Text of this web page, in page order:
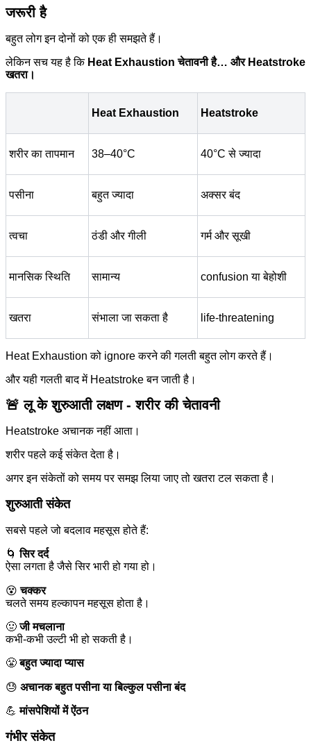
जरूरी है
बहुत लोग इन दोनों को एक ही समझते हैं।
लेकिन सच यह है कि Heat Exhaustion चेतावनी है… और Heatstroke
खतरा।
Heat Exhaustion Heatstroke
शरीर का तापमान 38–40°C 40°C से ज्यादा
पसीना बहुत ज्यादा अक्सर बंद
त्वचा ठंडी और गीली गर्म और सूखी
मानसिक स्थिति सामान्य confusion या बेहोशी
खतरा संभाला जा सकता है life-threatening
Heat Exhaustion को ignore करने की गलती बहुत लोग करते हैं।
और यही गलती बाद में Heatstroke बन जाती है।
🚨 लू के शुरुआती लक्षण - शरीर की चेतावनी
Heatstroke अचानक नहीं आता।
शरीर पहले कई संकेत देता है।
अगर इन संकेतों को समय पर समझ लिया जाए तो खतरा टल सकता है।
शुरुआती संकेत
सबसे पहले जो बदलाव महसूस होते हैं:
🌀सिर दर्द
ऐसा लगता है जैसे सिर भारी हो गया हो।
😵चक्कर
चलते समय हल्कापन महसूस होता है।
🤢जी मचलाना
कभी-कभी उल्टी भी हो सकती है।
😤बहुत ज्यादा प्यास
😓 अचानक बहुत पसीना या बिल्कुल पसीना बंद
💪मांसपेशियों में ऐंठन
गंभीर संकेत